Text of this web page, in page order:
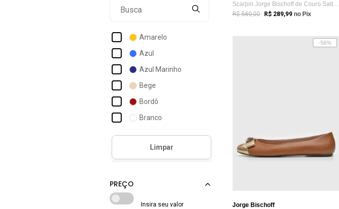
Aeropostale
Amarelo
Azul
Azul Marinho
Bege
Bordô
Branco
Café
Caramelo
Scarpin Jorge Bischoff de Couro Salto Gr...
R$ 569,00 R$ 289,99 no Pix
-56%
Jorge Bischoff